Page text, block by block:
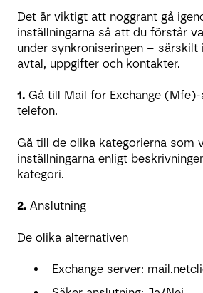
Det är viktigt att noggrant gå
inställningarna så att du förstår
under synkroniseringen – särskilt
avtal, uppgifter och kontakter.
1. Gå till Mail for Exchange
telefon.
Gå till de olika kategorierna som
inställningarna enligt
kategori.
2. Anslutning
De olika alternativen
Exchange server: